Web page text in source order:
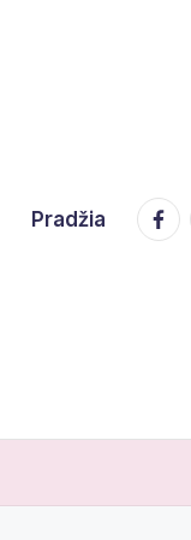
Pradžia